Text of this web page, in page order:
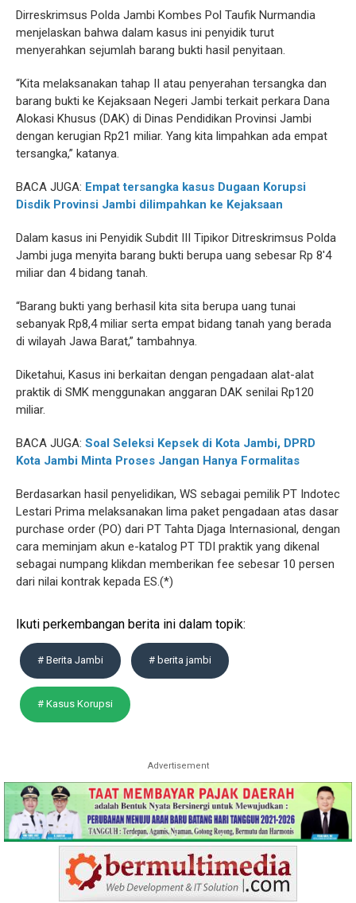
Dirreskrimsus Polda Jambi Kombes Pol Taufik Nurmandia
menjelaskan bahwa dalam kasus ini penyidik turut
menyerahkan sejumlah barang bukti hasil penyitaan.
“Kita melaksanakan tahap II atau penyerahan tersangka dan
barang bukti ke Kejaksaan Negeri Jambi terkait perkara Dana
Alokasi Khusus (DAK) di Dinas Pendidikan Provinsi Jambi
dengan kerugian Rp21 miliar. Yang kita limpahkan ada empat
tersangka,” katanya.
BACA JUGA: Empat tersangka kasus Dugaan Korupsi
Disdik Provinsi Jambi dilimpahkan ke Kejaksaan
Dalam kasus ini Penyidik Subdit III Tipikor Ditreskrimsus Polda
Jambi juga menyita barang bukti berupa uang sebesar Rp 8'4
miliar dan 4 bidang tanah.
“Barang bukti yang berhasil kita sita berupa uang tunai
sebanyak Rp8,4 miliar serta empat bidang tanah yang berada
di wilayah Jawa Barat,” tambahnya.
Diketahui, Kasus ini berkaitan dengan pengadaan alat-alat
praktik di SMK menggunakan anggaran DAK senilai Rp120
miliar.
BACA JUGA: Soal Seleksi Kepsek di Kota Jambi, DPRD
Kota Jambi Minta Proses Jangan Hanya Formalitas
Berdasarkan hasil penyelidikan, WS sebagai pemilik PT Indotec
Lestari Prima melaksanakan lima paket pengadaan atas dasar
purchase order (PO) dari PT Tahta Djaga Internasional, dengan
cara meminjam akun e-katalog PT TDI praktik yang dikenal
sebagai numpang klikdan memberikan fee sebesar 10 persen
dari nilai kontrak kepada ES.(*)
Ikuti perkembangan berita ini dalam topik:
# Berita Jambi # berita jambi
# Kasus Korupsi
Advertisement